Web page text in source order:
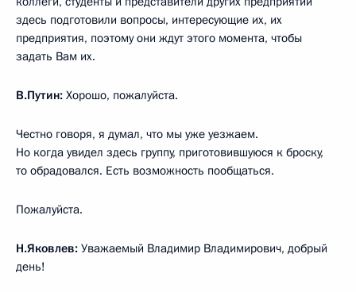
здесь подготовили вопросы, интересующие их, их
предприятия, поэтому они ждут этого момента, чтобы
задать Вам их.
В.Путин: Хорошо, пожалуйста.
Честно говоря, я думал, что мы уже уезжаем.
Но когда увидел здесь группу, приготовившуюся к броску,
то обрадовался. Есть возможность пообщаться.
Пожалуйста.
Н.Яковлев: Уважаемый Владимир Владимирович, добрый
день!